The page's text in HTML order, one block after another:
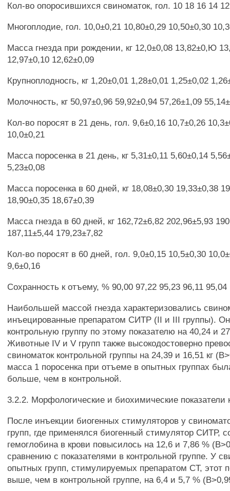
Кол-во опоросившихся свиноматок, гол. 10 18 16 14 12
Многоплодие, гол. 10,0±0,21 10,80±0,29 10,50±0,30
Масса гнезда при рождении, кг 12,0±0,08 13,82±0,Ю
12,97±0,10 12,62±0,09
Крупноплодносгь, кг 1,20±0,01 1,28±0,01 1,25±0,02
Молочность, кг 50,97±0,96 59,92±0,94 57,26±1,09
Кол-во поросят в 21 день, гол. 9,6±0,16 10,7±0,26
10,0±0,21
Масса поросенка в 21 день, кг 5,31±0,11 5,60±0,14
5,23±0,08
Масса поросенка в 60 дней, кг 18,08±0,30 19,33±0,38
18,90±0,35 18,67±0,39
Масса гнезда в 60 дней, кг 162,72±6,82 202,96±5,93
187,11±5,44 179,23±7,82
Кол-во поросят в 60 дней, гол. 9,0±0,15 10,5±0,30
9,6±0,16
Сохранность к отъему, % 90,00 97,22 95,23 96,11 95,04
Наибольшей массой гнезда характеризовались
инъецированные препаратом СИТР (II и III группы).
контрольную группу по этому показателю на 40,24 и
Животные IV и V групп также высокодостоверно
свиноматок контрольной группы на 24,39 и 16,51 кг
масса 1 поросенка при отъеме в опытных группах
больше, чем в контрольной.
3.2.2. Морфологические и биохимические показатели
После инъекции биогенных стимуляторов у
групп, где применялся биогенный стимулятор СИТР,
гемоглобина в крови повысилось на 12,6 и 7,86 %
сравнению с показателями в контрольной группе. У
опытных групп, стимулируемых препаратом CT, этот
выше, чем в контрольной группе, на 6,4 и 5,7 %